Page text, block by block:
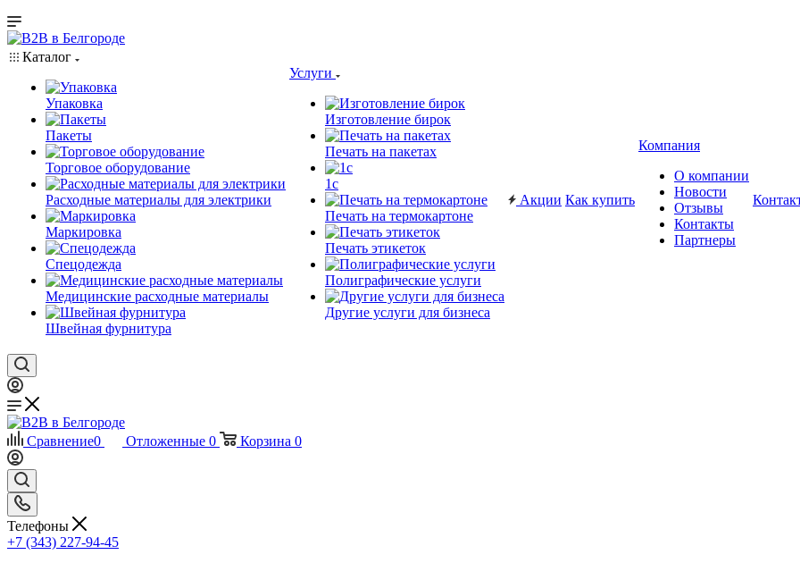
Каталог
Упаковка
Пакеты
Торговое оборудование
Расходные материалы для электрики
Маркировка
Спецодежда
Медицинские расходные материалы
Швейная фурнитура
Услуги
Изготовление бирок
Печать на пакетах
1c
Печать на термокартоне
Печать этикеток
Полиграфические услуги
Другие услуги для бизнеса
Акции Как купить
Компания
О компании
Новости
Отзывы
Контакты
Партнеры
Сравнение0 Отложенные 0 Корзина 0
Телефоны
+7 (343) 227-94-45